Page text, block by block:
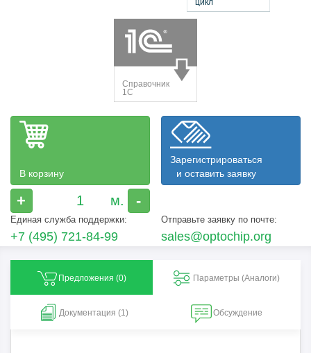
В корзину
+ -
Зарегистрироваться
и оставить заявку
Единая служба поддержки:
+7 (495) 721-84-99
Отправьте заявку по почте:
sales@optochip.org
Предложения (0) Параметры (Aналоги)
Документация (1) Обсуждение